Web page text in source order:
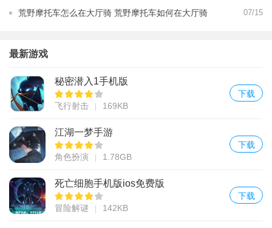
全
荒野摩托车怎么在大厅骑 荒野摩托车如何在大厅骑 07/15
最新游戏
秘密潜入1手机版
飞行射击 169KB
下载
江湖一梦手游
角色扮演 1.78GB
下载
死亡细胞手机版ios免费版
冒险解谜 142KB
下载